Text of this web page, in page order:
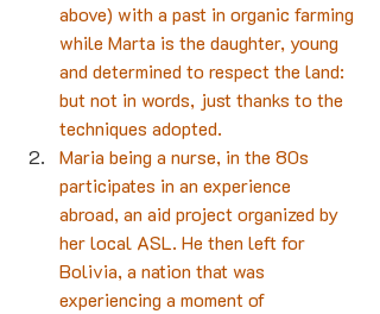
above) with a past in organic farming
while Marta is the daughter, young
and determined to respect the land:
but not in words, just thanks to the
techniques adopted.
Maria being a nurse, in the 80s
participates in an experience
abroad, an aid project organized by
her local ASL. He then left for
Bolivia, a nation that was
experiencing a moment of